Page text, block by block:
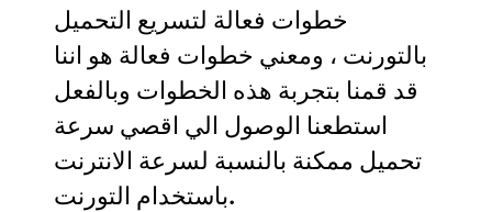
خطوات فعالة لتسريع التحميل
بالتورنت ، ومعني خطوات فعالة هو اننا
قد قمنا بتجربة هذه الخطوات وبالفعل
استطعنا الوصول الي اقصي سرعة
تحميل ممكنة بالنسبة لسرعة الانترنت
باستخدام التورنت.